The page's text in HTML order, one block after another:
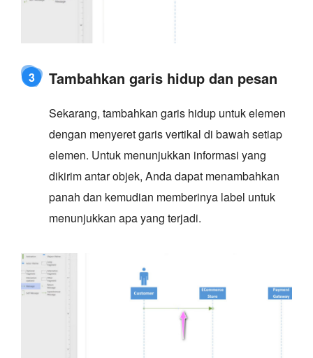
3 Tambahkan garis hidup dan pesan
Sekarang, tambahkan garis hidup untuk elemen
dengan menyeret garis vertikal di bawah setiap
elemen. Untuk menunjukkan informasi yang
dikirim antar objek, Anda dapat menambahkan
panah dan kemudian memberinya label untuk
menunjukkan apa yang terjadi.